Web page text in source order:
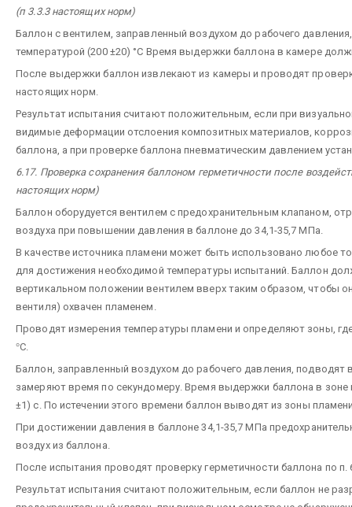
(п 3.3.3 настоящих норм)
Баллон с вентилем, заправленный воздухом до рабочего
температурой (200 ±20) °С Время выдержки баллона в камере
После выдержки баллон извлекают из камеры и проводят
настоящих норм.
Результат испытания считают положительным, если при
видимые деформации отслоения композитных материалов,
баллона, а при проверке баллона пневматическим давлением
6.17. Проверка сохранения баллоном герметичности после
настоящих норм)
Баллон оборудуется вентилем с предохранительным клапаном,
воздуха при повышении давления в баллоне до 34,1-35,7 МПа.
В качестве источника пламени может быть использовано любое
для достижения необходимой температуры испытаний. Баллон
вертикальном положении вентилем вверх таким образом, чтобы
вентиля) охвачен пламенем.
Проводят измерения температуры пламени и определяют зоны,
°С.
Баллон, заправленный воздухом до рабочего давления, подводят
замеряют время по секундомеру. Время выдержки баллона в
±1) с. По истечении этого времени баллон выводят из зоны
При достижении давления в баллоне 34,1-35,7 МПа
воздух из баллона.
После испытания проводят проверку герметичности баллона по п.
Результат испытания считают положительным, если баллон не